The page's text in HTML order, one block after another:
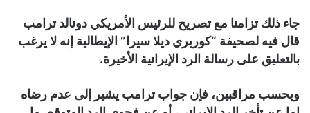
جاء ذلك تزامنا مع تصريح للرئيس الأمريكي دونالد ترامب
قال فيه لصحيفة “كوريري ديلا سيرا” الإيطالية إنه لا يرغب
بالتعليق على رسالة الرد الإيرانية الأخيرة.
وبحسب مراقبين، فإن جواب ترامب يشير إلى عدم رضاه